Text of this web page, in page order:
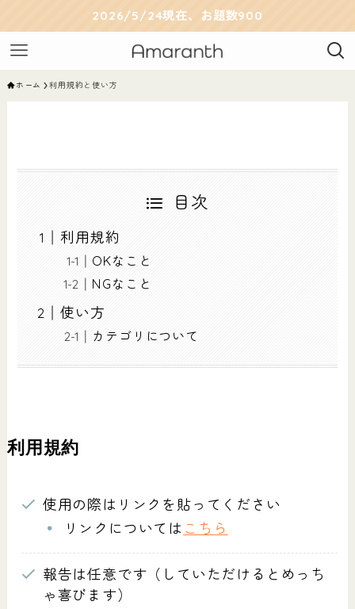
2026/5/24現在、お題数900
ホーム 利用規約と使い方
目次
利用規約
OKなこと
NGなこと
使い方
カテゴリについて
利用規約
使用の際はリンクを貼ってください
リンクについては こちら
報告は任意です（していただけるとめっち
ゃ喜びます）